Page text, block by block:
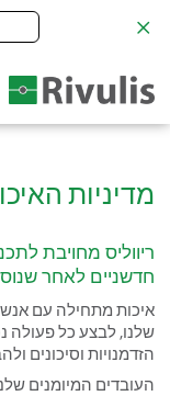
מדיניות
ריווליס מחויבת
חדשניים לאחר
איכות מתחילה עם
שלנו, לבצע כל פעולה
הזדמנויות וסיכונים
העובדים המיומנים